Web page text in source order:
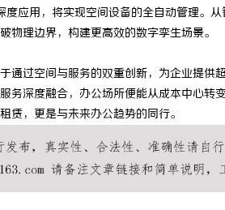
应用，将实现空间设备的全自动管理。
物理边界，构建更高效的数字孪生场景。
通过空间与服务的双重创新，为企业提
务深度融合，办公场所便能从成本中心
赁，更是与未来办公趋势的同行。